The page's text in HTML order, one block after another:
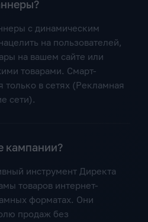
с динамическим
на пользователей,
на вашем сайте или
товарами. Смарт-
только в сетях (Рекламная
сети).
кампании?
инструмент Директа
товаров интернет-
форматах. Они
продаж без